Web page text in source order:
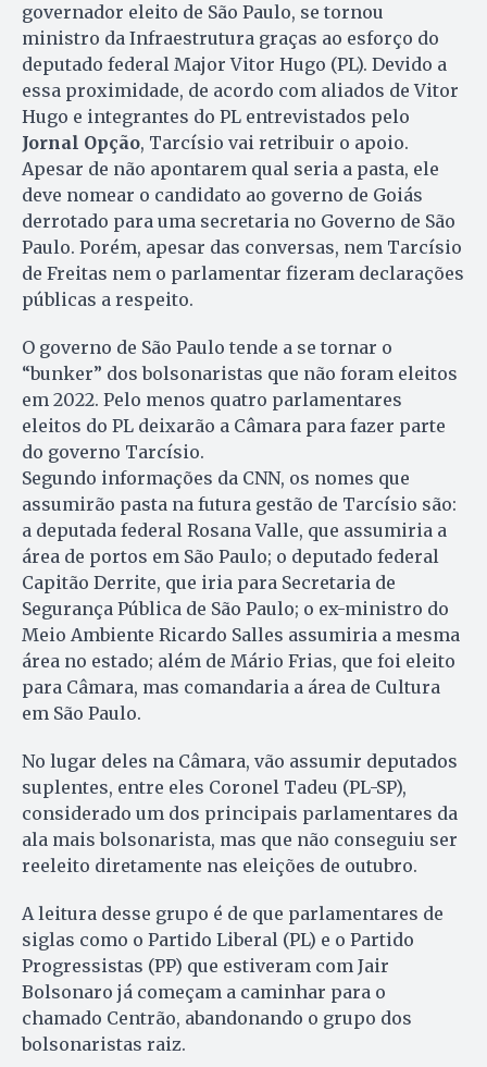
governador eleito de São Paulo, se tornou
ministro da Infraestrutura graças ao esforço do
deputado federal Major Vitor Hugo (PL). Devido a
essa proximidade, de acordo com aliados de Vitor
Hugo e integrantes do PL entrevistados pelo
Jornal Opção, Tarcísio vai retribuir o apoio.
Apesar de não apontarem qual seria a pasta, ele
deve nomear o candidato ao governo de Goiás
derrotado para uma secretaria no Governo de São
Paulo. Porém, apesar das conversas, nem Tarcísio
de Freitas nem o parlamentar fizeram declarações
públicas a respeito.
O governo de São Paulo tende a se tornar o
“bunker” dos bolsonaristas que não foram eleitos
em 2022. Pelo menos quatro parlamentares
eleitos do PL deixarão a Câmara para fazer parte
do governo Tarcísio.
Segundo informações da CNN, os nomes que
assumirão pasta na futura gestão de Tarcísio são:
a deputada federal Rosana Valle, que assumiria a
área de portos em São Paulo; o deputado federal
Capitão Derrite, que iria para Secretaria de
Segurança Pública de São Paulo; o ex-ministro do
Meio Ambiente Ricardo Salles assumiria a mesma
área no estado; além de Mário Frias, que foi eleito
para Câmara, mas comandaria a área de Cultura
em São Paulo.
No lugar deles na Câmara, vão assumir deputados
suplentes, entre eles Coronel Tadeu (PL-SP),
considerado um dos principais parlamentares da
ala mais bolsonarista, mas que não conseguiu ser
reeleito diretamente nas eleições de outubro.
A leitura desse grupo é de que parlamentares de
siglas como o Partido Liberal (PL) e o Partido
Progressistas (PP) que estiveram com Jair
Bolsonaro já começam a caminhar para o
chamado Centrão, abandonando o grupo dos
bolsonaristas raiz.